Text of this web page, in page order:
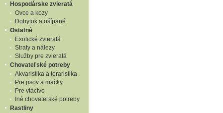
Hospodárske zvieratá
Ovce a kozy
Dobytok a ošípané
Ostatné
Exotické zvieratá
Straty a nálezy
Služby pre zvieratá
Chovateľské potreby
Akvaristika a teraristika
Pre psov a mačky
Pre vtáctvo
Iné chovateľské potreby
Rastliny